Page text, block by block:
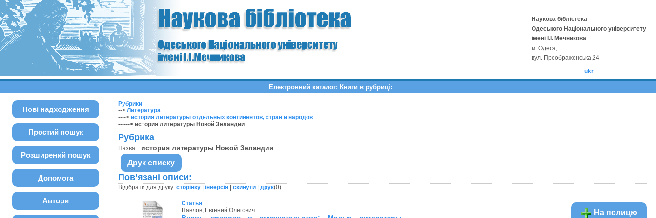
Наукова бібліотека
Одеського Національного університету
імені І.І. Мечникова
м. Одеса,
вул. Преображенська,24
ukr
Електронний каталог: Книги в рубриці:
Нові надходження
Простий пошук
Розширений пошук
Допомога
Автори
Рубрики
--> Литература
----> история литературы отдельных континентов, стран и народов
------> история литературы Новой Зеландии
Рубрика
Назва: история литературы Новой Зеландии
Друк списку
Пов’язані описи:
Відібрати для друку: сторінку| інверсія| скинути| друк(0)
Статья
Павлов, Евгений Олегович
На полицю